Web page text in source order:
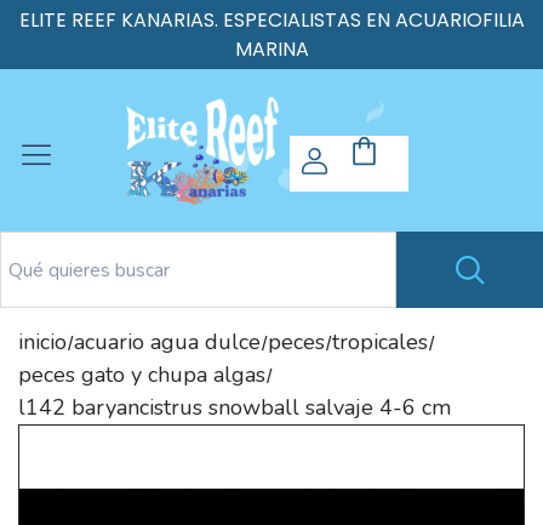
ELITE REEF KANARIAS. ESPECIALISTAS EN ACUARIOFILIA
MARINA
inicio/acuario agua dulce/peces/tropicales/
peces gato y chupa algas/
l142 baryancistrus snowball salvaje 4-6 cm